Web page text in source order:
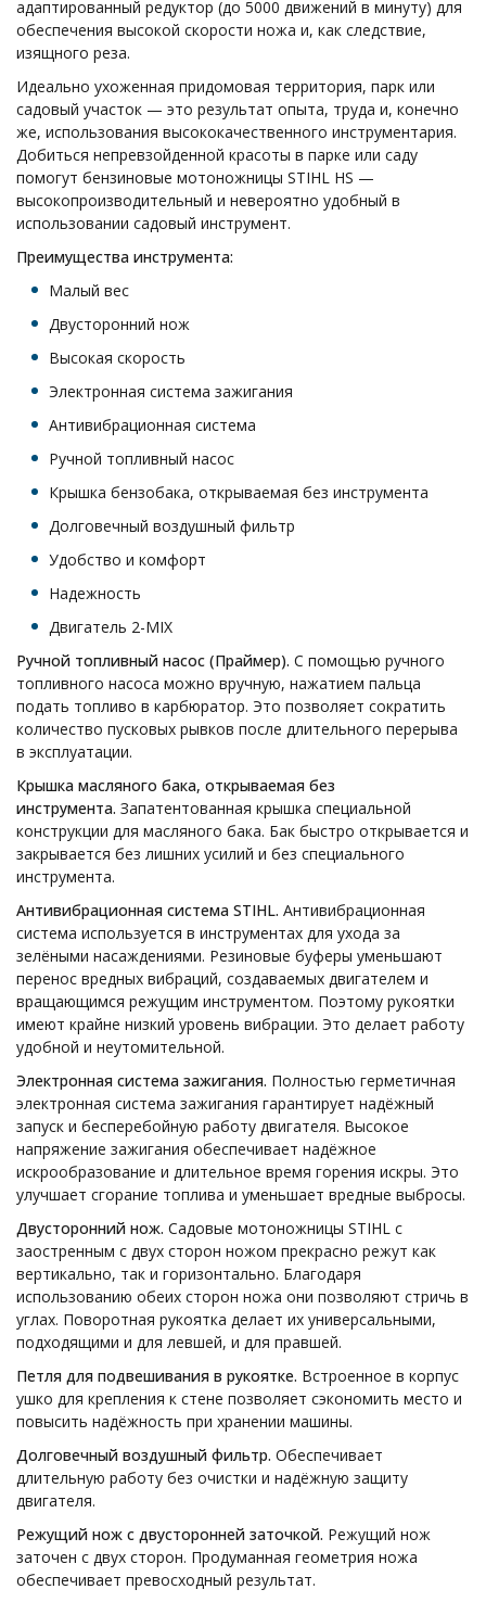
адаптированный редуктор (до 5000 движений в минуту) для
обеспечения высокой скорости ножа и, как следствие,
изящного реза.
Идеально ухоженная придомовая территория, парк или
садовый участок — это результат опыта, труда и, конечно
же, использования высококачественного инструментария.
Добиться непревзойденной красоты в парке или саду
помогут бензиновые мотоножницы STIHL HS —
высокопроизводительный и невероятно удобный в
использовании садовый инструмент.
Преимущества инструмента:
Малый вес
Двусторонний нож
Высокая скорость
Электронная система зажигания
Антивибрационная система
Ручной топливный насос
Крышка бензобака, открываемая без инструмента
Долговечный воздушный фильтр
Удобство и комфорт
Надежность
Двигатель 2-MIX
Ручной топливный насос (Праймер). С помощью ручного
топливного насоса можно вручную, нажатием пальца
подать топливо в карбюратор. Это позволяет сократить
количество пусковых рывков после длительного перерыва
в эксплуатации.
Крышка масляного бака, открываемая без
инструмента. Запатентованная крышка специальной
конструкции для масляного бака. Бак быстро открывается и
закрывается без лишних усилий и без специального
инструмента.
Антивибрационная система STIHL. Антивибрационная
система используется в инструментах для ухода за
зелёными насаждениями. Резиновые буферы уменьшают
перенос вредных вибраций, создаваемых двигателем и
вращающимся режущим инструментом. Поэтому рукоятки
имеют крайне низкий уровень вибрации. Это делает работу
удобной и неутомительной.
Электронная система зажигания. Полностью герметичная
электронная система зажигания гарантирует надёжный
запуск и бесперебойную работу двигателя. Высокое
напряжение зажигания обеспечивает надёжное
искрообразование и длительное время горения искры. Это
улучшает сгорание топлива и уменьшает вредные выбросы.
Двусторонний нож. Садовые мотоножницы STIHL с
заостренным с двух сторон ножом прекрасно режут как
вертикально, так и горизонтально. Благодаря
использованию обеих сторон ножа они позволяют стричь в
углах. Поворотная рукоятка делает их универсальными,
подходящими и для левшей, и для правшей.
Петля для подвешивания в рукоятке. Встроенное в корпус
ушко для крепления к стене позволяет сэкономить место и
повысить надёжность при хранении машины.
Долговечный воздушный фильтр. Обеспечивает
длительную работу без очистки и надёжную защиту
двигателя.
Режущий нож с двусторонней заточкой. Режущий нож
заточен с двух сторон. Продуманная геометрия ножа
обеспечивает превосходный результат.